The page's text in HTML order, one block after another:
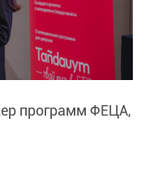
программ ФЕЦА,